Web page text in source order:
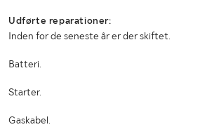
Udførte reparationer:
Inden for de seneste år er der skiftet.
Batteri.
Starter.
Gaskabel.